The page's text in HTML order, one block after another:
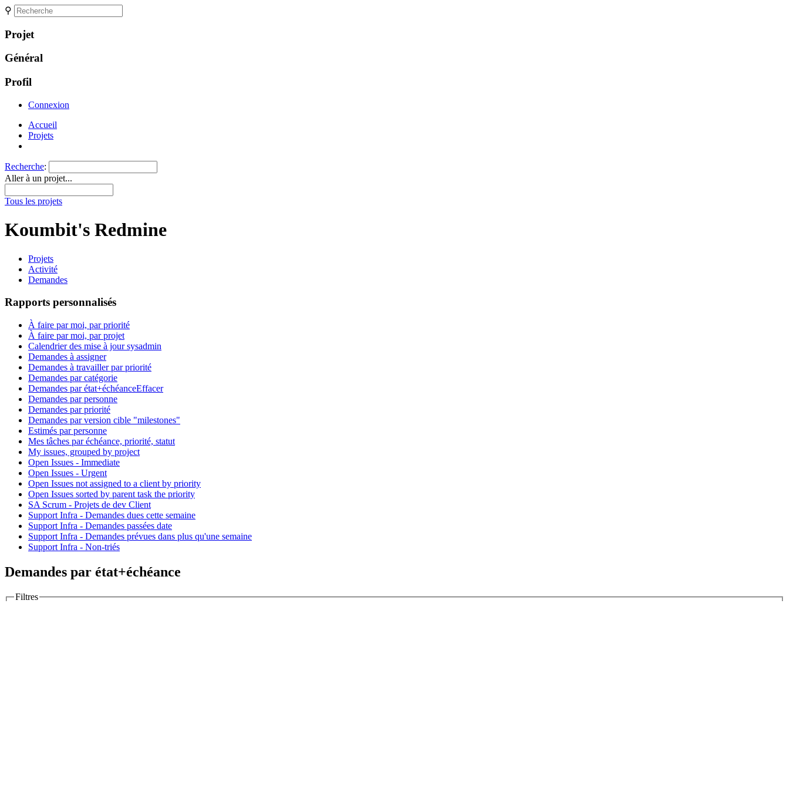
⚲
Projet
Général
Profil
Connexion
Accueil
Projets
Recherche:
Aller à un projet...
Tous les projets
Koumbit's Redmine
Projets
Activité
Demandes
Rapports personnalisés
À faire par moi, par priorité
À faire par moi, par projet
Calendrier des mise à jour sysadmin
Demandes à assigner
Demandes à travailler par priorité
Demandes par catégorie
Demandes par état+échéanceEffacer
Demandes par personne
Demandes par priorité
Demandes par version cible "milestones"
Estimés par personne
Mes tâches par échéance, priorité, statut
My issues, grouped by project
Open Issues - Immediate
Open Issues - Urgent
Open Issues not assigned to a client by priority
Open Issues sorted by parent task the priority
SA Scrum - Projets de dev Client
Support Infra - Demandes dues cette semaine
Support Infra - Demandes passées date
Support Infra - Demandes prévues dans plus qu'une semaine
Support Infra - Non-triés
Demandes par état+échéance
Filtres